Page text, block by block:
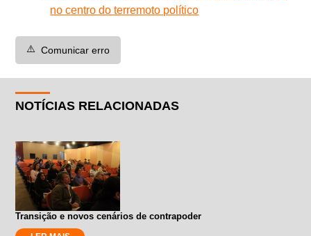
no centro do terremoto político
⚠️ Comunicar erro
NOTÍCIAS RELACIONADAS
Transição e novos cenários de contrapoder